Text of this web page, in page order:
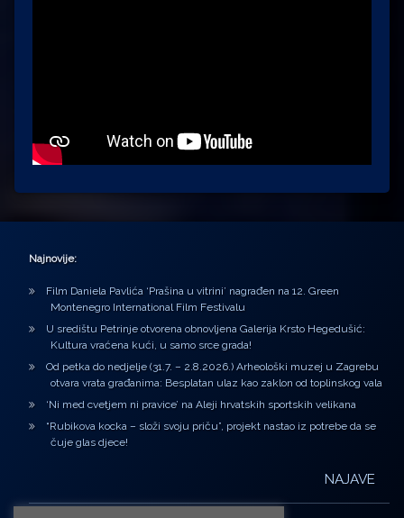
Najnovije:
Film Daniela Pavlića ‘Prašina u vitrini’ nagrađen na 12. Green
Montenegro International Film Festivalu
U središtu Petrinje otvorena obnovljena Galerija Krsto Hegedušić:
Kultura vraćena kući, u samo srce grada!
Od petka do nedjelje (31.7. – 2.8.2026.) Arheološki muzej u Zagrebu
otvara vrata građanima: Besplatan ulaz kao zaklon od toplinskog vala
‘Ni med cvetjem ni pravice’ na Aleji hrvatskih sportskih velikana
“Rubikova kocka – složi svoju priču”, projekt nastao iz potrebe da se
čuje glas djece!
NAJAVE